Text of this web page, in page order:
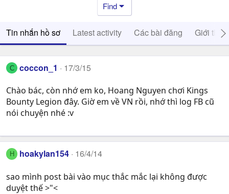
Find
Tin nhắn hồ sơ Latest activity Các bài đăng Giới thiệu
C coccon_1 17/3/15
Chào bác, còn nhớ em ko, Hoang Nguyen chơi Kings
Bounty Legion đây. Giờ em về VN rồi, nhớ thì log FB cũ
nói chuyện nhé :v
H hoakylan154 16/4/14
sao mình post bài vào mục thắc mắc lại không được
duyệt thế >"<